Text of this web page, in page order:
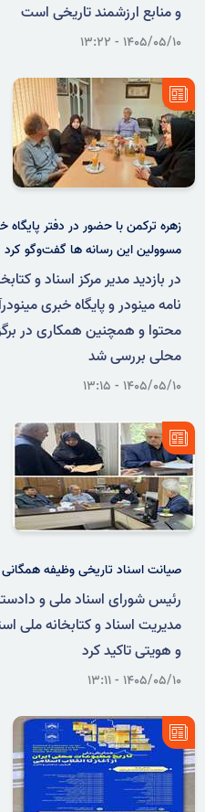
و منابع ارزشمند تاریخی است
۱۴۰۵/۰۵/۱۰ - ۱۳:۲۲
زهره ترکمن با حضور در دفتر پایگاه
مسوولین این رسانه ها گفت‌وگو کرد
در بازدید مدیر مرکز اسناد و
نامه مینودر و پایگاه خبری
محتوا و همچنین همکاری در
محلی بررسی شد
۱۴۰۵/۰۵/۱۰ - ۱۳:۱۵
صیانت اسناد تاریخی وظیفه
رئیس شورای اسناد ملی و
مدیریت اسناد و کتابخانه ملی
و هویتی تاکید کرد
۱۴۰۵/۰۵/۱۰ - ۱۳:۱۱